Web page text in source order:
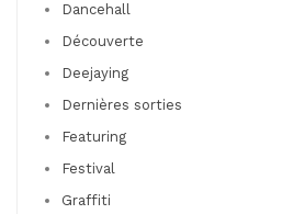
Dancehall
Découverte
Deejaying
Dernières sorties
Featuring
Festival
Graffiti